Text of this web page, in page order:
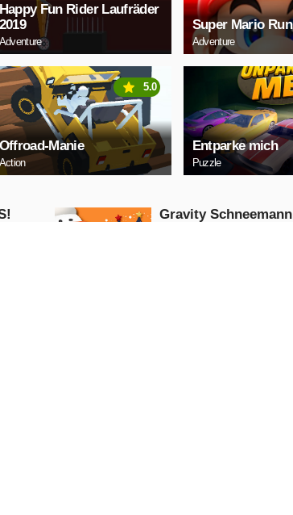
Happy Fun Rider Laufräder
2019
Adventure
Super Mario Run
Adventure
Offroad-Manie
5.0
Entparke mich
Puzzle
Gravity Schneemann